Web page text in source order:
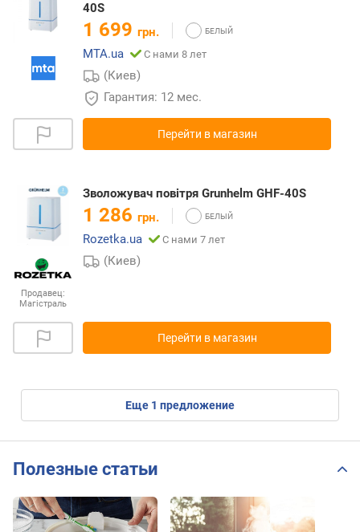
40S
1 699 грн.
MTA.ua
С нами 8 лет
(Киев)
Гарантия: 12 мес.
Перейти в магазин
Продавец:
Магістраль
Зволожувач повітря Grunhelm GHF-40S
1 286 грн.
Rozetka.ua
С нами 7 лет
(Киев)
Перейти в магазин
eще 1 предложение
Полезные статьи